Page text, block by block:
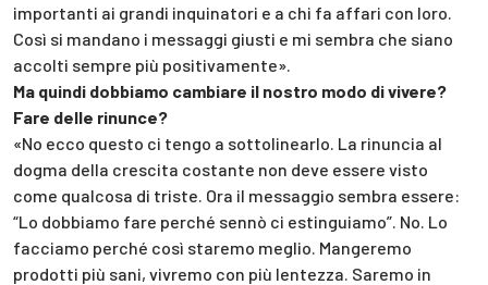
importanti ai grandi inquinatori e a chi fa affari con loro.
Così si mandano i messaggi giusti e mi sembra che siano
accolti sempre più positivamente».
Ma quindi dobbiamo cambiare il nostro modo di vivere?
Fare delle rinunce?
«No ecco questo ci tengo a sottolinearlo. La rinuncia al
dogma della crescita costante non deve essere visto
come qualcosa di triste. Ora il messaggio sembra essere:
“Lo dobbiamo fare perché sennò ci estinguiamo”. No. Lo
facciamo perché così staremo meglio. Mangeremo
prodotti più sani, vivremo con più lentezza. Saremo in